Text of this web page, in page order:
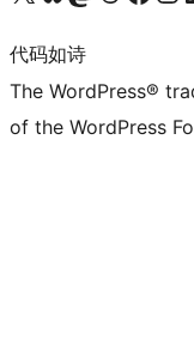
代码如诗
The WordPress®
of the WordPress